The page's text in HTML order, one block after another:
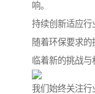
响。
持续创新适应行
随着环保要求
临着新的挑战与
我们始终关注行